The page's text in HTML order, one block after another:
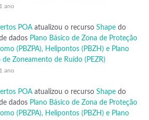
ano
POAatualizou o recurso Shape do
dados Plano Básico de Zona de Proteção
(PBZPA), Helipontos (PBZH) e Plano
de Zoneamento de Ruído (PEZR)
ano
POAatualizou o recurso Shape do
dados Plano Básico de Zona de Proteção
(PBZPA), Helipontos (PBZH) e Plano